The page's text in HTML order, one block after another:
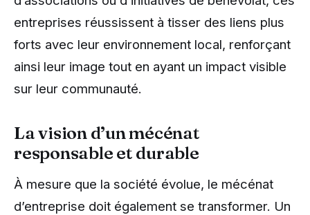
entreprises réussissent à tisser des liens plus
forts avec leur environnement local, renforçant
ainsi leur image tout en ayant un impact visible
sur leur communauté.
La vision d’un mécénat
responsable et durable
À mesure que la société évolue, le mécénat
d’entreprise doit également se transformer. Un